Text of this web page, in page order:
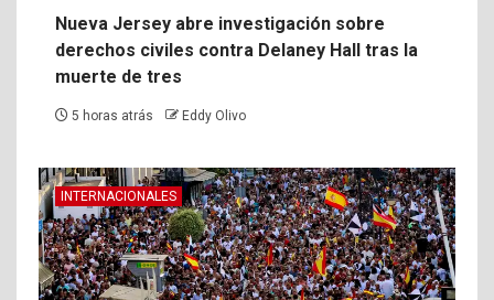
Nueva Jersey abre investigación sobre
derechos civiles contra Delaney Hall tras la
muerte de tres
5 horas atrás Eddy Olivo
INTERNACIONALES